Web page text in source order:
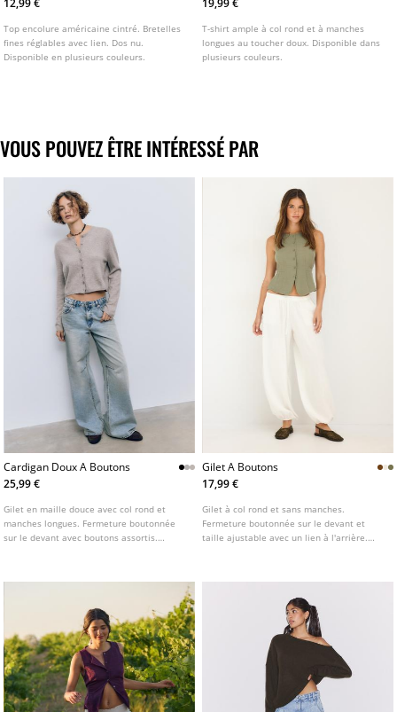
12,99 €
Top encolure américaine cintré. Bretelles
fines réglables avec lien. Dos nu.
Disponible en plusieurs couleurs.
19,99 €
T-shirt ample à col rond et à manches
longues au toucher doux. Disponible dans
plusieurs couleurs.
VOUS POUVEZ ÊTRE INTÉRESSÉ PAR
Cardigan Doux A Boutons
25,99 €
Gilet en maille douce avec col rond et
manches longues. Fermeture boutonnée
sur le devant avec boutons assortis.
Gilet A Boutons
17,99 €
Gilet à col rond et sans manches.
Fermeture boutonnée sur le devant et
taille ajustable avec un lien à l'arrière.